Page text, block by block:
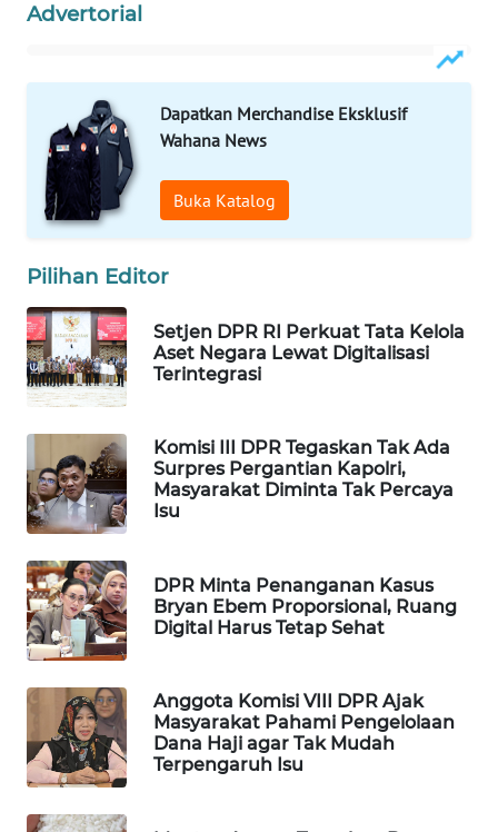
Advertorial
Dapatkan Merchandise Eksklusif
Wahana News
Buka Katalog
Pilihan Editor
Setjen DPR RI Perkuat Tata Kelola
Aset Negara Lewat Digitalisasi
Terintegrasi
Komisi III DPR Tegaskan Tak Ada
Surpres Pergantian Kapolri,
Masyarakat Diminta Tak Percaya
Isu
DPR Minta Penanganan Kasus
Bryan Ebem Proporsional, Ruang
Digital Harus Tetap Sehat
Anggota Komisi VIII DPR Ajak
Masyarakat Pahami Pengelolaan
Dana Haji agar Tak Mudah
Terpengaruh Isu
WAHANA
INFRASTRUKTUR
WAHANA
KONSUMEN
WAHANA
LISTRIK
WAHANA
TRAVEL
WAHANA
TV
WAHANANEWS
WAHANANEWS
CO ID
WAHANANEWS
NET
WAHANA